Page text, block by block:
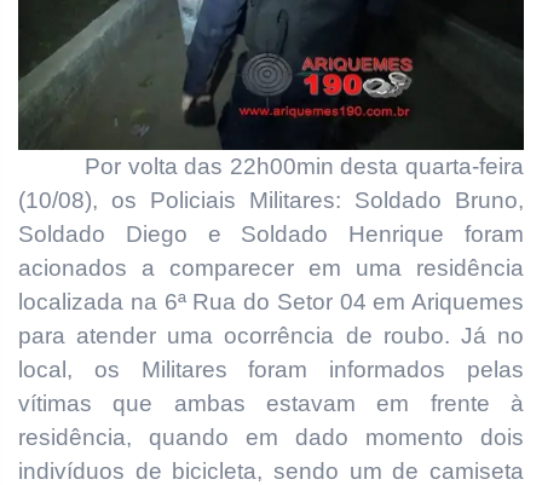
Por volta das 22h00min desta quarta-feira
(10/08), os Policiais Militares: Soldado Bruno,
Soldado Diego e Soldado Henrique foram
acionados a comparecer em uma residência
localizada na 6ª Rua do Setor 04 em Ariquemes
para atender uma ocorrência de roubo. Já no
local, os Militares foram informados pelas
vítimas que ambas estavam em frente à
residência, quando em dado momento dois
indivíduos de bicicleta, sendo um de camiseta